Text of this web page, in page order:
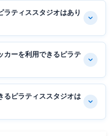
ラティススタジオはあり
カーを利用できるピラテ
るピラティススタジオは